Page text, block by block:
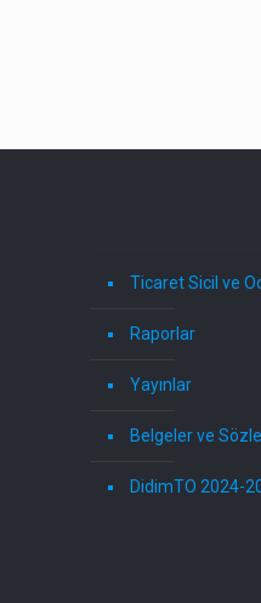
Ticaret Sicil ve
Raporlar
Yayınlar
Belgeler ve
DidimTO 2024-